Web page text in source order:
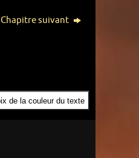
Chapitre suivant
Choix de la couleur du texte